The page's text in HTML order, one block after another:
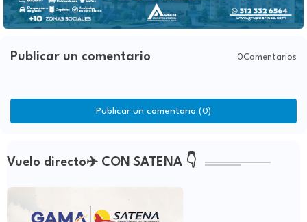
Publicar un comentario 0Comentarios
Publicar un comentario (0)
Vuelo directo✈️ CON SATENA 👇